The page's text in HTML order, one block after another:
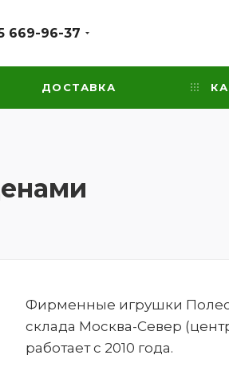
669-96-37
ДОСТАВКА
Фирменные игрушки
склада Москва-Север
работает с 2010 года.